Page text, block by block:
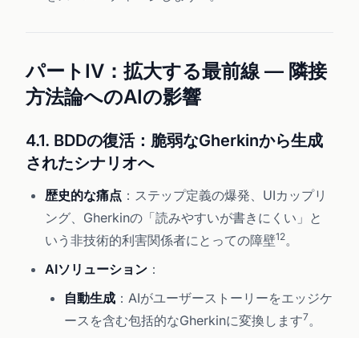
パートIV：拡大する最前線 — 隣接
方法論へのAIの影響
4.1. BDDの復活：脆弱なGherkinから生成
されたシナリオへ
歴史的な痛点 ：ステップ定義の爆発、UIカップリ
ング、Gherkinの「読みやすいが書きにくい」と
いう非技術的利害関係者にとっての障壁12。
AIソリューション ：
自動生成 ：AIがユーザーストーリーをエッジケ
ースを含む包括的なGherkinに変換します7。